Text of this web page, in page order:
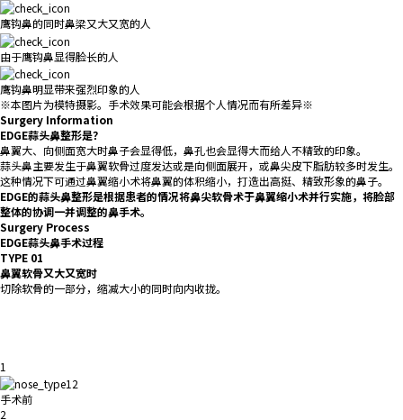
鹰钩鼻的同时鼻梁又大又宽的人
由于鹰钩鼻显得脸长的人
鹰钩鼻明显带来强烈印象的人
※本图片为模特摄影。手术效果可能会根据个人情况而有所差异※
Surgery Information
EDGE蒜头鼻整形是？
鼻翼大、向侧面宽大时鼻子会显得低，鼻孔也会显得大而给人不精致的印象。
蒜头鼻主要发生于鼻翼软骨过度发达或是向侧面展开，或鼻尖皮下脂肪较多时发生。
这种情况下可通过鼻翼缩小术将鼻翼的体积缩小，打造出高挺、精致形象的鼻子。
EDGE的蒜头鼻整形是根据患者的情况将鼻尖软骨术于鼻翼缩小术并行实施，将脸部
整体的协调一并调整的鼻手术。
Surgery Process
EDGE蒜头鼻手术过程
TYPE 01
鼻翼软骨又大又宽时
切除软骨的一部分，缩减大小的同时向内收拢。
1
手术前
2